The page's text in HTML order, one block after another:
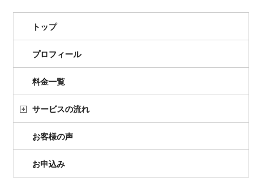
トップ
プロフィール
料金一覧
サービスの流れ
お客様の声
お申込み